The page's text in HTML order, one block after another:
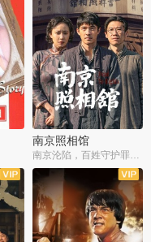
南京照相馆
南京沦陷，百姓守护罪证底片